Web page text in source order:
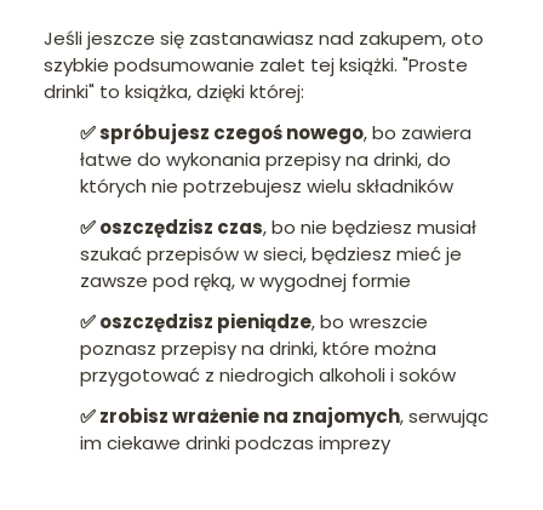
Jeśli jeszcze się zastanawiasz nad zakupem, oto
szybkie podsumowanie zalet tej książki. "Proste
drinki" to książka, dzięki której:
✅ spróbujesz czegoś nowego, bo zawiera
łatwe do wykonania przepisy na drinki, do
których nie potrzebujesz wielu składników
✅ oszczędzisz czas, bo nie będziesz musiał
szukać przepisów w sieci, będziesz mieć je
zawsze pod ręką, w wygodnej formie
✅ oszczędzisz pieniądze, bo wreszcie
poznasz przepisy na drinki, które można
przygotować z niedrogich alkoholi i soków
✅ zrobisz wrażenie na znajomych, serwując
im ciekawe drinki podczas imprezy